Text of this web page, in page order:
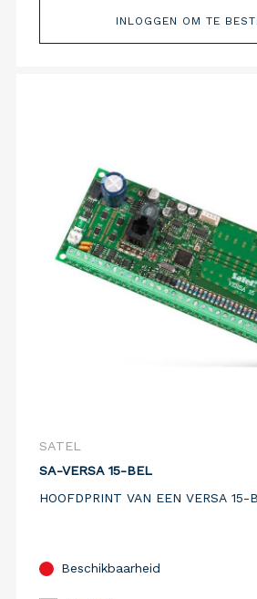
INLOGGEN OM TE
SATEL
SA-VERSA 15-BEL
HOOFDPRINT VAN EEN VERSA 15-
Beschikbaarheid